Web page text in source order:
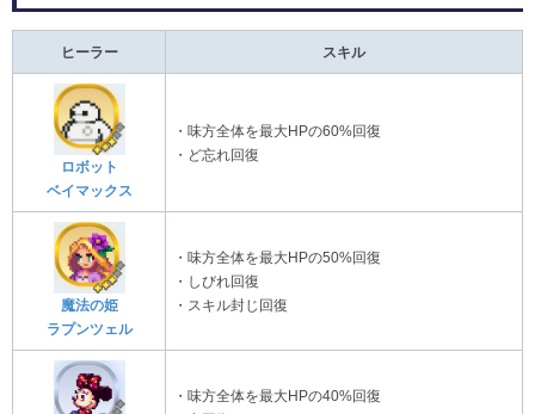
ヒーラー スキル
ロボット
ベイマックス
・味方全体を最大HPの60%回復
・ど忘れ回復
魔法の姫
ラプンツェル
・味方全体を最大HPの50%回復
・しびれ回復
・スキル封じ回復
・味方全体を最大HPの40%回復